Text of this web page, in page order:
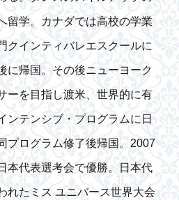
留学。カナダでは高校の学業
クインティバレエスクールに
に帰国。その後ニューヨーク
ーを目指し渡米、世界的に有
ンテンシブ・プログラムに日
プログラム修了後帰国。2007
本代表選考会で優勝。日本代
れたミス ユニバース世界大会